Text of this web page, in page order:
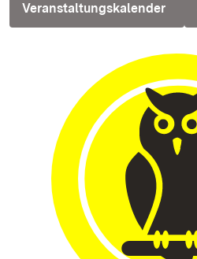
Veranstaltungskalender